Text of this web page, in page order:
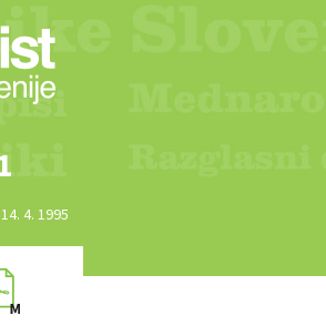
4. 1995